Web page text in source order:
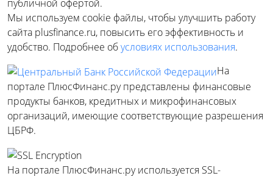
публичной офертой.
Мы используем cookie файлы, чтобы улучшить работу
сайта plusfinance.ru, повысить его эффективность и
удобство. Подробнее обусловиях использования.
На
портале ПлюсФинанс.ру представлены финансовые
продукты банков, кредитных и микрофинансовых
организаций, имеющие соответствующие разрешения
ЦБРФ.
На портале ПлюсФинанс.ру используется SSL-